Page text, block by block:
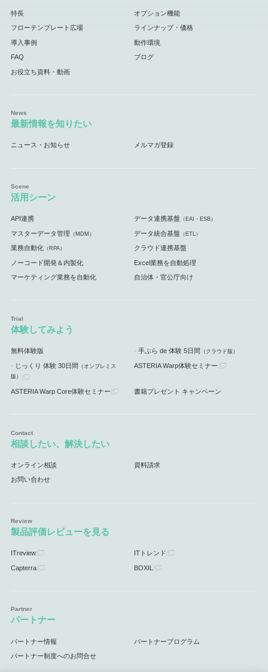
特長 オプション機能
フローテンプレート広場 ラインナップ・価格
導入事例 動作環境
FAQ ブログ
お役立ち資料・動画
最新情報を知りたい
ニュース・お知らせ メルマガ登録
活用シーン
API連携 データ連携基盤 （EAI・ESB）
マスターデータ管理 （MDM） データ統合基盤 （ETL）
業務自動化（RPA） クラウド連携基盤
ノーコード開発＆内製化 Excel業務を自動処理
マーケティング業務を自動化 自治体・官公庁向け
体験してみよう
無料体験版 手ぶら de 体験 5日間 （クラウド版）
じっくり 体験 30日間 （オンプレミス
版）
ASTERIA Warp体験セミナー
ASTERIA Warp Core体験セミナー 書籍プレゼント キャンペーン
相談したい、解決したい
オンライン相談 資料請求
お問い合わせ
製品評価レビューを見る
ITreview ITトレンド
Capterra BOXIL
パートナー
パートナー情報 パートナープログラム
パートナー制度へのお問合せ